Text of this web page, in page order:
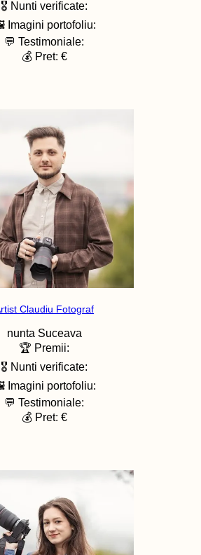
🎖️ Nunti verificate:
Imagini portofoliu:
💬 Testimoniale:
💰 Pret: €
Claudiu Fotograf
nunta Suceava
🏆 Premii:
🎖️ Nunti verificate:
Imagini portofoliu:
💬 Testimoniale:
💰 Pret: €